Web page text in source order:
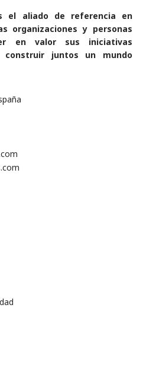
el aliado de referencia en
organizaciones y personas
en valor sus iniciativas
construir juntos un mundo